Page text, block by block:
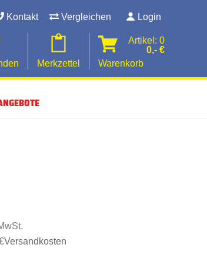
Kontakt Vergleichen Login
Merkzettel
Artikel: 0
0,- €
Warenkorb
Versandkosten